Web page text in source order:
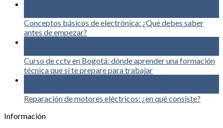
Conceptos básicos de electrónica: ¿Qué debes saber
antes de empezar?
Curso de cctv en Bogotá: dónde aprender una formación
técnica que sí te prepare para trabajar
Reparación de motores eléctricos: ¿en qué consiste?
Información